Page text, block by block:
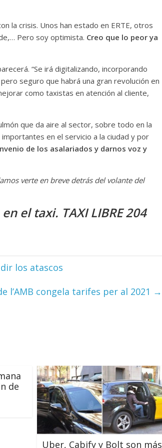
la crisis. Unos han estado en ERTE, otros
Pero soy optimista. Creo que lo peor ya
“Se irá digitalizando, incorporando
seguro que habrá una gran revolución en
como taxistas en atención al cliente,
que da aire al sector, sobre todo en la
en el servicio a la ciudad y por
de los asalariados y darnos voz y
verte en breve detrás del volante del
el taxi. TAXI LIBRE 204
los atascos
l’AMB congela tarifes per al 2021 →
de
Uber, Cabify y Bolt son más